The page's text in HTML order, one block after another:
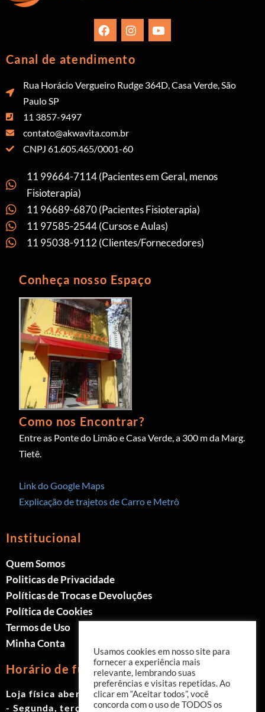
Canal de atendimento
Rua Horácio Vergueiro Rudge 364D, Casa Verde, São
Paulo SP
11 3857-9497
contato@akwavita.com.br
CNPJ 61.605.465/0001-60
11 99664-7114 (Pacientes em Geral, menos
Fisioterapia)
11 96689-6870 (Pacientes Fisioterapia)
11 97585-2544 (Cursos e Aulas)
11 95038-9112 (Clientes/Fornecedores)
Conheça nosso Espaço
Como nos Encontrar?
Entre as Ponte do Limão e Casa Verde, a 300 m da Marg.
Tietê.
Link do Google Maps
Explicação de trajetos de Carro e Metrô
Institucional
Quem Somos
Politicas de Privacidade
Políticas de Trocas e Devoluções
Política de Cookies
Termos de Uso
Minha Conta
Horário de funcionamento
Loja física aberta de Segunda à Sábado.
- Segunda, terça e quinta das 9h às 19h
Usamos cookies em nosso site para
fornecer a experiência mais
relevante, lembrando suas
preferências e visitas repetidas. Ao
clicar em “Aceitar todos”, você
concorda com o uso de TODOS os